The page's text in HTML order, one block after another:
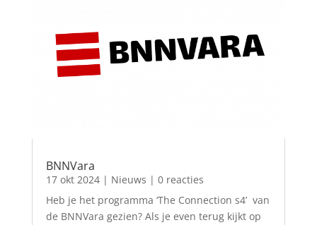
BNNVara
17 okt 2024| Nieuws | 0 reacties
Heb je het programma ‘The Connection s4’ van
de BNNVara gezien? Als je even terug kijkt op